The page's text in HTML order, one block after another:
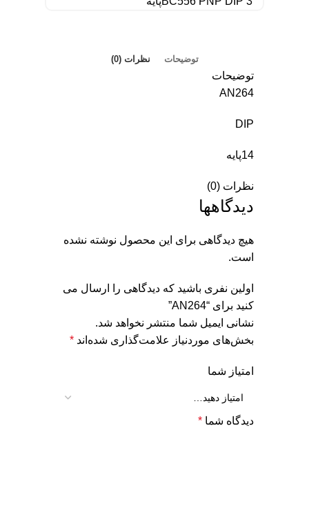
توضیحات نظرات (0)
توضیحات
AN264
DIP
14پایه
نظرات (0)
دیدگاهها
هیچ دیدگاهی برای این محصول نوشته نشده
است.
اولین نفری باشید که دیدگاهی را ارسال می
کنید برای “AN264”
نشانی ایمیل شما منتشر نخواهد شد.
بخش‌های موردنیاز علامت‌گذاری شده‌اند *
امتیاز شما
دیدگاه شما *